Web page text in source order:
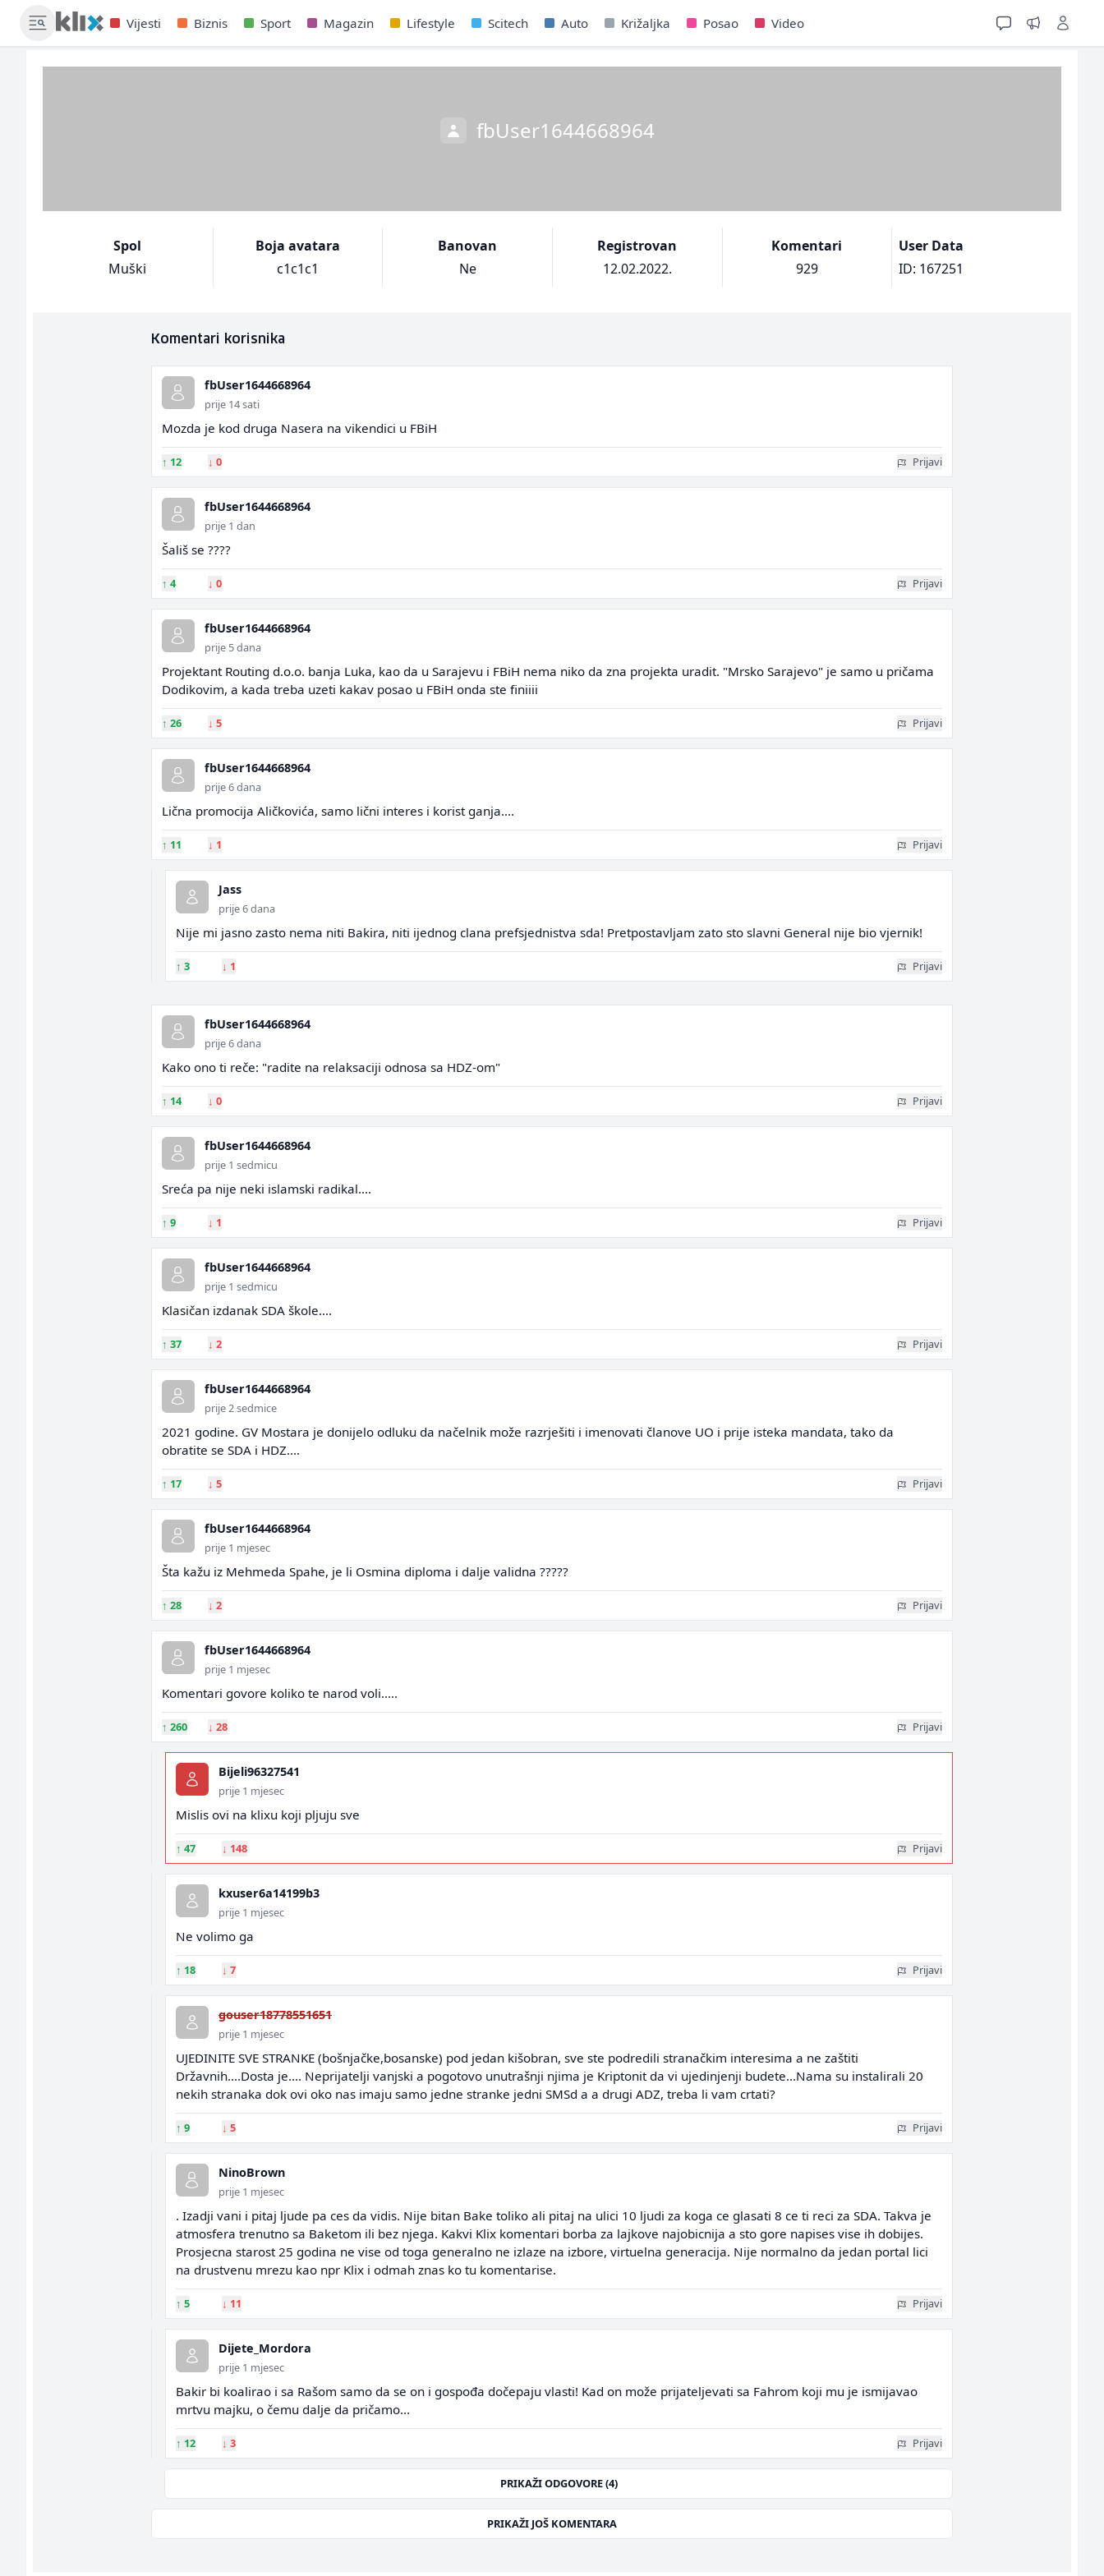
Vijesti Biznis Sport Magazin Lifestyle Scitech Auto Križaljka Posao Video
fbUser1644668964
Spol
Muški
Boja avatara
c1c1c1
Banovan
Ne
Registrovan
12.02.2022.
Komentari
929
User Data
ID: 167251
Komentari korisnika
fbUser1644668964
prije 14 sati
Mozda je kod druga Nasera na vikendici u FBiH
↑ 12 ↓ 0 Prijavi
fbUser1644668964
prije 1 dan
Šališ se ????
↑ 4 ↓ 0 Prijavi
fbUser1644668964
prije 5 dana
Projektant Routing d.o.o. banja Luka, kao da u Sarajevu i FBiH nema niko da zna projekta uradit. "Mrsko Sarajevo" je samo u pričama
Dodikovim, a kada treba uzeti kakav posao u FBiH onda ste finiiii
↑ 26 ↓ 5 Prijavi
fbUser1644668964
prije 6 dana
Lična promocija Aličkovića, samo lični interes i korist ganja....
↑ 11 ↓ 1 Prijavi
Jass
prije 6 dana
Nije mi jasno zasto nema niti Bakira, niti ijednog clana prefsjednistva sda! Pretpostavljam zato sto slavni General nije bio vjernik!
↑ 3 ↓ 1 Prijavi
fbUser1644668964
prije 6 dana
Kako ono ti reče: "radite na relaksaciji odnosa sa HDZ-om"
↑ 14 ↓ 0 Prijavi
fbUser1644668964
prije 1 sedmicu
Sreća pa nije neki islamski radikal....
↑ 9 ↓ 1 Prijavi
fbUser1644668964
prije 1 sedmicu
Klasičan izdanak SDA škole....
↑ 37 ↓ 2 Prijavi
fbUser1644668964
prije 2 sedmice
2021 godine. GV Mostara je donijelo odluku da načelnik može razrješiti i imenovati članove UO i prije isteka mandata, tako da
obratite se SDA i HDZ....
↑ 17 ↓ 5 Prijavi
fbUser1644668964
prije 1 mjesec
Šta kažu iz Mehmeda Spahe, je li Osmina diploma i dalje validna ?????
↑ 28 ↓ 2 Prijavi
fbUser1644668964
prije 1 mjesec
Komentari govore koliko te narod voli.....
↑ 260 ↓ 28 Prijavi
Bijeli96327541
prije 1 mjesec
Mislis ovi na klixu koji pljuju sve
↑ 47 ↓ 148 Prijavi
kxuser6a14199b3
prije 1 mjesec
Ne volimo ga
↑ 18 ↓ 7 Prijavi
gouser18778551651
prije 1 mjesec
UJEDINITE SVE STRANKE (bošnjačke,bosanske) pod jedan kišobran, sve ste podredili stranačkim interesima a ne zaštiti
Državnih....Dosta je.... Neprijatelji vanjski a pogotovo unutrašnji njima je Kriptonit da vi ujedinjenji budete...Nama su instalirali 20
nekih stranaka dok ovi oko nas imaju samo jedne stranke jedni SMSd a a drugi ADZ, treba li vam crtati?
↑ 9 ↓ 5 Prijavi
NinoBrown
prije 1 mjesec
. Izadji vani i pitaj ljude pa ces da vidis. Nije bitan Bake toliko ali pitaj na ulici 10 ljudi za koga ce glasati 8 ce ti reci za SDA. Takva je
atmosfera trenutno sa Baketom ili bez njega. Kakvi Klix komentari borba za lajkove najobicnija a sto gore napises vise ih dobijes.
Prosjecna starost 25 godina ne vise od toga generalno ne izlaze na izbore, virtuelna generacija. Nije normalno da jedan portal lici
na drustvenu mrezu kao npr Klix i odmah znas ko tu komentarise.
↑ 5 ↓ 11 Prijavi
Dijete_Mordora
prije 1 mjesec
Bakir bi koalirao i sa Rašom samo da se on i gospođa dočepaju vlasti! Kad on može prijateljevati sa Fahrom koji mu je ismijavao
mrtvu majku, o čemu dalje da pričamo...
↑ 12 ↓ 3 Prijavi
PRIKAŽI ODGOVORE (4)
PRIKAŽI JOŠ KOMENTARA